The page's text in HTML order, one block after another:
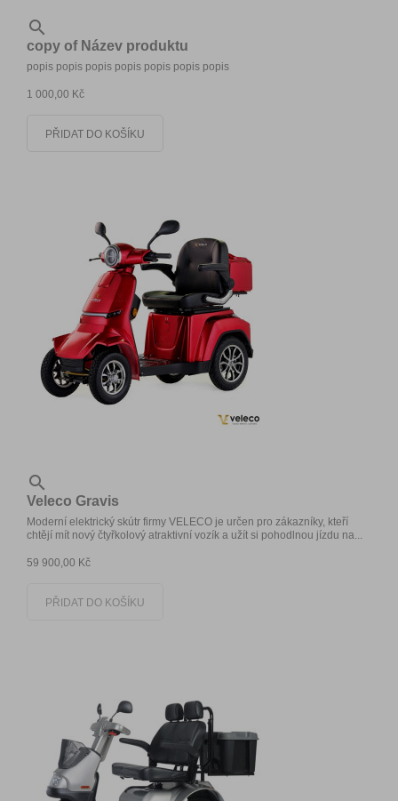

copy of Název produktu
popis popis popis popis popis popis popis
1 000,00 Kč
PŘIDAT DO KOŠÍKU

Veleco Gravis
Moderní elektrický skútr firmy VELECO je určen pro zákazníky, kteří
chtějí mít nový čtyřkolový atraktivní vozík a užít si pohodlnou jízdu na...
59 900,00 Kč
PŘIDAT DO KOŠÍKU